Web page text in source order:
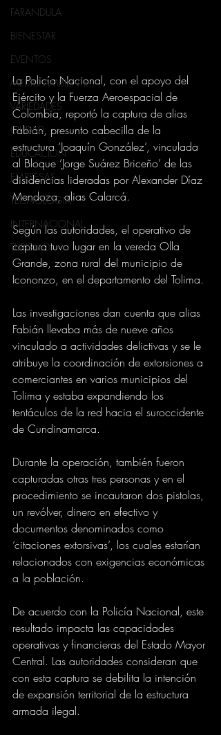
FARANDULA
BIENESTAR
EVENTOS
MEDIO AMBIENTE
VARIEDADES
CIUDAD
EDUCACION
EMPRESAS
TECNOLOGIA
INTERNACIONAL
TURISMO
La Policía Nacional, con el apoyo del
Ejército y la Fuerza Aeroespacial de
Colombia, reportó la captura de alias
Fabián, presunto cabecilla de la
estructura ‘Joaquín González’, vinculada
al Bloque ‘Jorge Suárez Briceño’ de las
disidencias lideradas por Alexander Díaz
Mendoza, alias Calarcá.
Según las autoridades, el operativo de
captura tuvo lugar en la vereda Olla
Grande, zona rural del municipio de
Icononzo, en el departamento del Tolima.
Las investigaciones dan cuenta que alias
Fabián llevaba más de nueve años
vinculado a actividades delictivas y se le
atribuye la coordinación de extorsiones a
comerciantes en varios municipios del
Tolima y estaba expandiendo los
tentáculos de la red hacia el suroccidente
de Cundinamarca.
Durante la operación, también fueron
capturadas otras tres personas y en el
procedimiento se incautaron dos pistolas,
un revólver, dinero en efectivo y
documentos denominados como
‘citaciones extorsivas’, los cuales estarían
relacionados con exigencias económicas
a la población.
De acuerdo con la Policía Nacional, este
resultado impacta las capacidades
operativas y financieras del Estado Mayor
Central. Las autoridades consideran que
con esta captura se debilita la intención
de expansión territorial de la estructura
armada ilegal.